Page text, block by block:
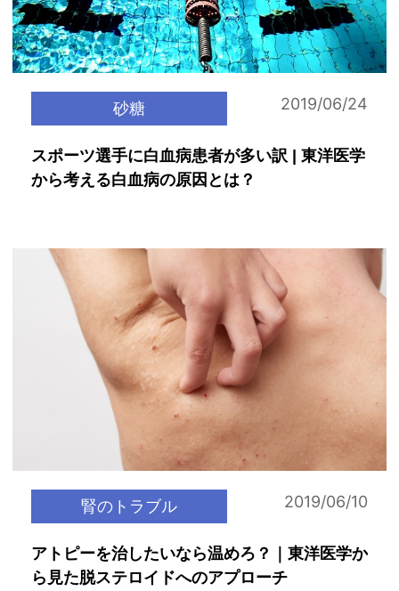
砂糖 2019/06/24
スポーツ選手に白血病患者が多い訳 | 東洋医学
から考える白血病の原因とは？
腎のトラブル 2019/06/10
アトピーを治したいなら温めろ？｜東洋医学か
ら見た脱ステロイドへのアプローチ